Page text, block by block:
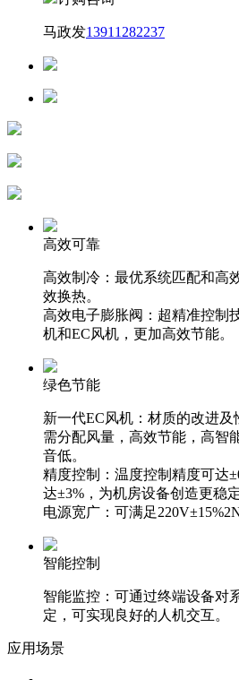
马政发13911282237
高效可靠
高效制冷：最优系统匹配和高
效换热。
高效电子膨胀阀：超精准控制
机和EC风机，更加高效节能。
绿色节能
新一代EC风机：材质的改进
需分配风量，高效节能，高智
音低。
精度控制：温度控制精度可达
达±3%，为机房设备创造更稳
电源宽广：可满足
智能控制
智能监控：可通过终端设备对
定，可实现良好的人机交互。
应用场景